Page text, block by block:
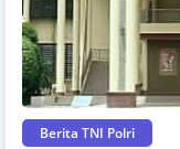
Berita TNI Polri